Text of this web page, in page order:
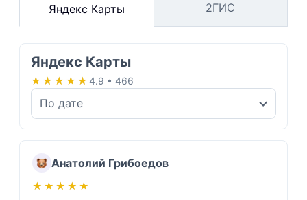
Яндекс Карты 2ГИС
Яндекс Карты
★★★★★
★★★★★ 4.9 • 466
Анатолий Грибоедов
★★★★★
★★★★★